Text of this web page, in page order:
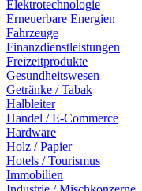
Elektrotechnologie
Erneuerbare Energien
Fahrzeuge
Finanzdienstleistungen
Freizeitprodukte
Gesundheitswesen
Getränke / Tabak
Halbleiter
Handel / E-Commerce
Hardware
Holz / Papier
Hotels / Tourismus
Immobilien